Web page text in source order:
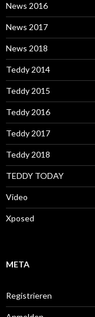
News 2016
News 2017
News 2018
Teddy 2014
Teddy 2015
Teddy 2016
Teddy 2017
Teddy 2018
TEDDY TODAY
Video
Xposed
META
Registrieren